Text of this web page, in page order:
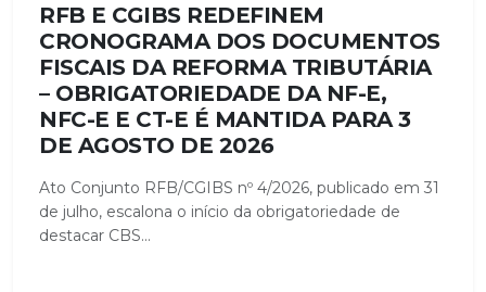
RFB E CGIBS REDEFINEM
CRONOGRAMA DOS DOCUMENTOS
FISCAIS DA REFORMA TRIBUTÁRIA
– OBRIGATORIEDADE DA NF-E,
NFC-E E CT-E É MANTIDA PARA 3
DE AGOSTO DE 2026
Ato Conjunto RFB/CGIBS nº 4/2026, publicado em 31
de julho, escalona o início da obrigatoriedade de
destacar CBS...